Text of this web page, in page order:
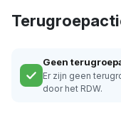
Geen
Er zijn geen
door het RDW.